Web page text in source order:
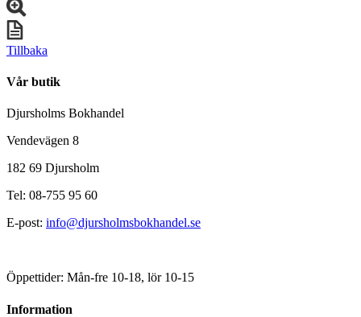
Tillbaka
Vår butik
Djursholms Bokhandel
Vendevägen 8
182 69 Djursholm
Tel: 08-755 95 60
E-post: info@djursholmsbokhandel.se
Öppettider: Mån-fre 10-18, lör 10-15
Information